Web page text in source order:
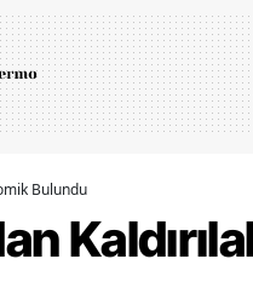
Bulundu